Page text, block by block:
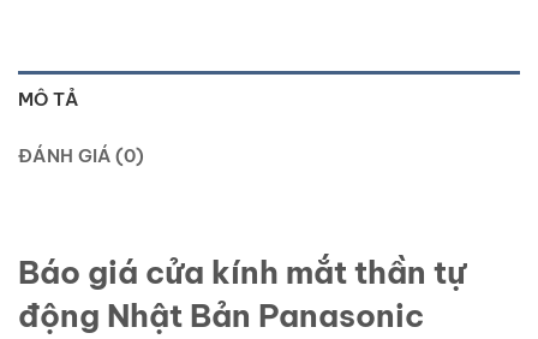
MÔ TẢ
ĐÁNH GIÁ (0)
Báo giá cửa kính mắt thần tự
động Nhật Bản Panasonic